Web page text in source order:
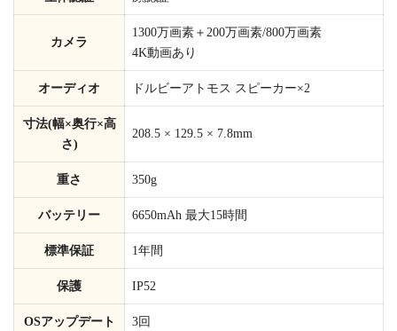
カメラ
1300万画素＋200万画素/800万画素
4K動画あり
オーディオ ドルビーアトモス スピーカー×2
寸法(幅×奥行×高
さ)
208.5 × 129.5 × 7.8mm
重さ 350g
バッテリー 6650mAh 最大15時間
標準保証 1年間
保護 IP52
OSアップデート 3回